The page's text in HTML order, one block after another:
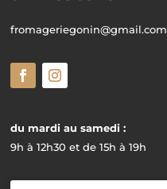
fromageriegonin@gmail.com
du mardi au samedi :
9h à 12h30 et de 15h à 19h